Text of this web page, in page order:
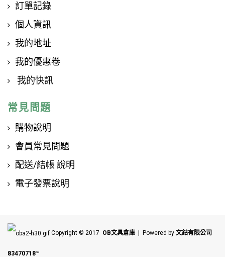
訂單記錄
個人資訊
我的地址
我的優惠卷
我的快訊
常見問題
購物說明
會員常見問題
配送/結帳 說明
電子發票說明
Copyright © 2017 OB文具倉庫 | Powered by 文鈷有限公司
83470718™